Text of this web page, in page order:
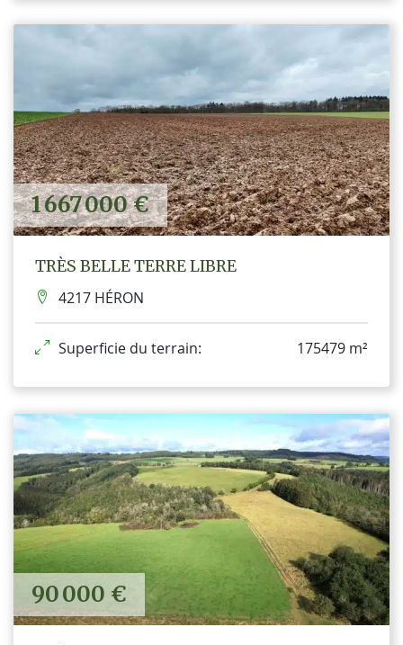
1 667 000 €
TRÈS BELLE TERRE LIBRE
4217 HÉRON
Superficie du terrain: 175479 m²
90 000 €